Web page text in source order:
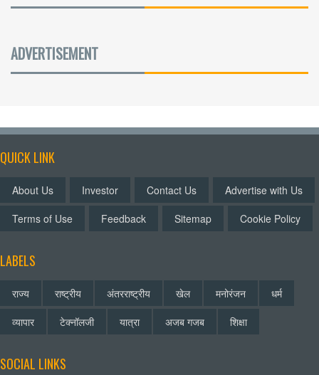
ADVERTISEMENT
QUICK LINK
About Us Investor Contact Us
Advertise with Us
Terms of Use
Feedback Sitemap Cookie Policy
LABELS
राज्य राष्ट्रीय अंतरराष्ट्रीय खेल मनोरंजन
धर्म
व्यापार
टेक्नॉलजी यात्रा अजब गजब शिक्षा
SOCIAL LINKS